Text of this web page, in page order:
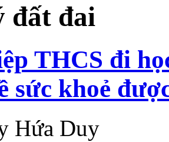
đất đai
THCS đi
sức khoẻ
Hứa Duy